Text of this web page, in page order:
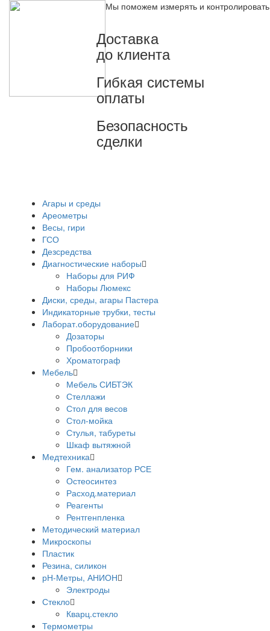
Мы поможем измерять и
Доставка
до клиента
Гибкая системы
оплаты
Безопасность
сделки
Агары и среды
Ареометры
Весы, гири
ГСО
Дезсредства
Диагностические наборы
Наборы для РИФ
Наборы Люмекс
Диски, среды, агары Пастера
Индикаторные трубки, тесты
Лаборат.оборудование
Дозаторы
Пробоотборники
Хроматограф
Мебель
Мебель СИБТЭК
Стеллажи
Стол для весов
Стол-мойка
Стулья, табуреты
Шкаф вытяжной
Медтехника
Гем. анализатор РСЕ
Остеосинтез
Расход.материал
Реагенты
Рентгенпленка
Методический материал
Микроскопы
Пластик
Резина, силикон
рН-Метры, АНИОН
Электроды
Стекло
Кварц.стекло
Термометры